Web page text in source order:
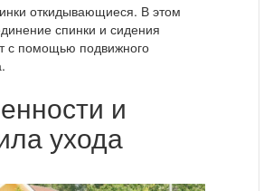
откидывающиеся. В этом
спинки и сидения
с помощью подвижного
и
ухода